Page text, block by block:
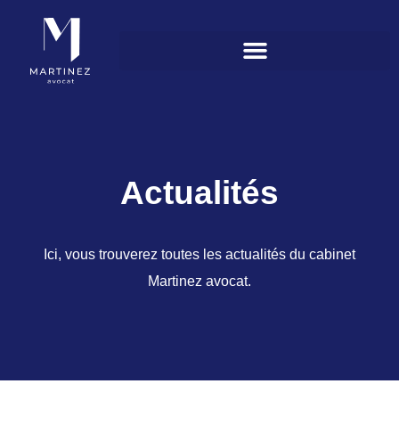
Actualités
Ici, vous trouverez toutes les actualités du cabinet
Martinez avocat.